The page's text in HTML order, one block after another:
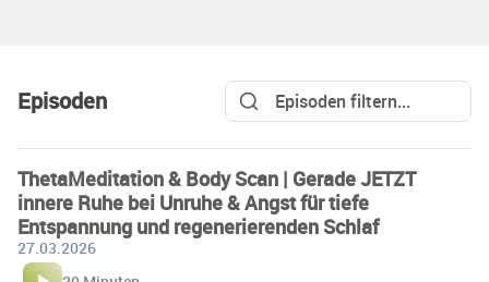
Episoden
ThetaMeditation & Body Scan | Gerade JETZT
innere Ruhe bei Unruhe & Angst für tiefe
Entspannung und regenerierenden Schlaf
27.03.2026